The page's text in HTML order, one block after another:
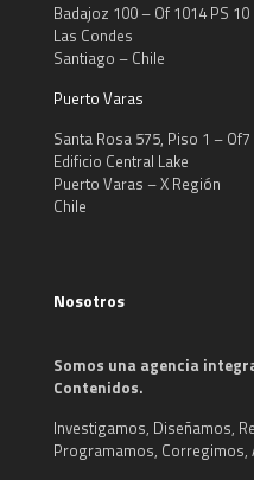
Badajoz 100 – Of 1014 PS 10
Las Condes
Santiago – Chile
Puerto Varas
Santa Rosa 575, Piso 1 – Of7
Edificio Central Lake
Puerto Varas – X Región
Chile
Nosotros
Somos una agencia
Contenidos.
Investigamos, Diseñamos,
Programamos, Corregimos,